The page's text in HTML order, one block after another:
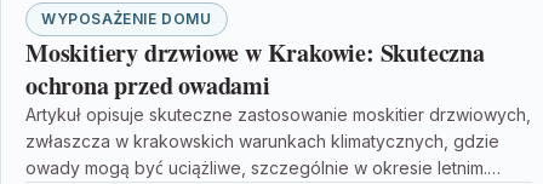
WYPOSAŻENIE DOMU
Moskitiery drzwiowe w Krakowie: Skuteczna
ochrona przed owadami
Artykuł opisuje skuteczne zastosowanie moskitier drzwiowych,
zwłaszcza w krakowskich warunkach klimatycznych, gdzie
owady mogą być uciążliwe, szczególnie w okresie letnim.